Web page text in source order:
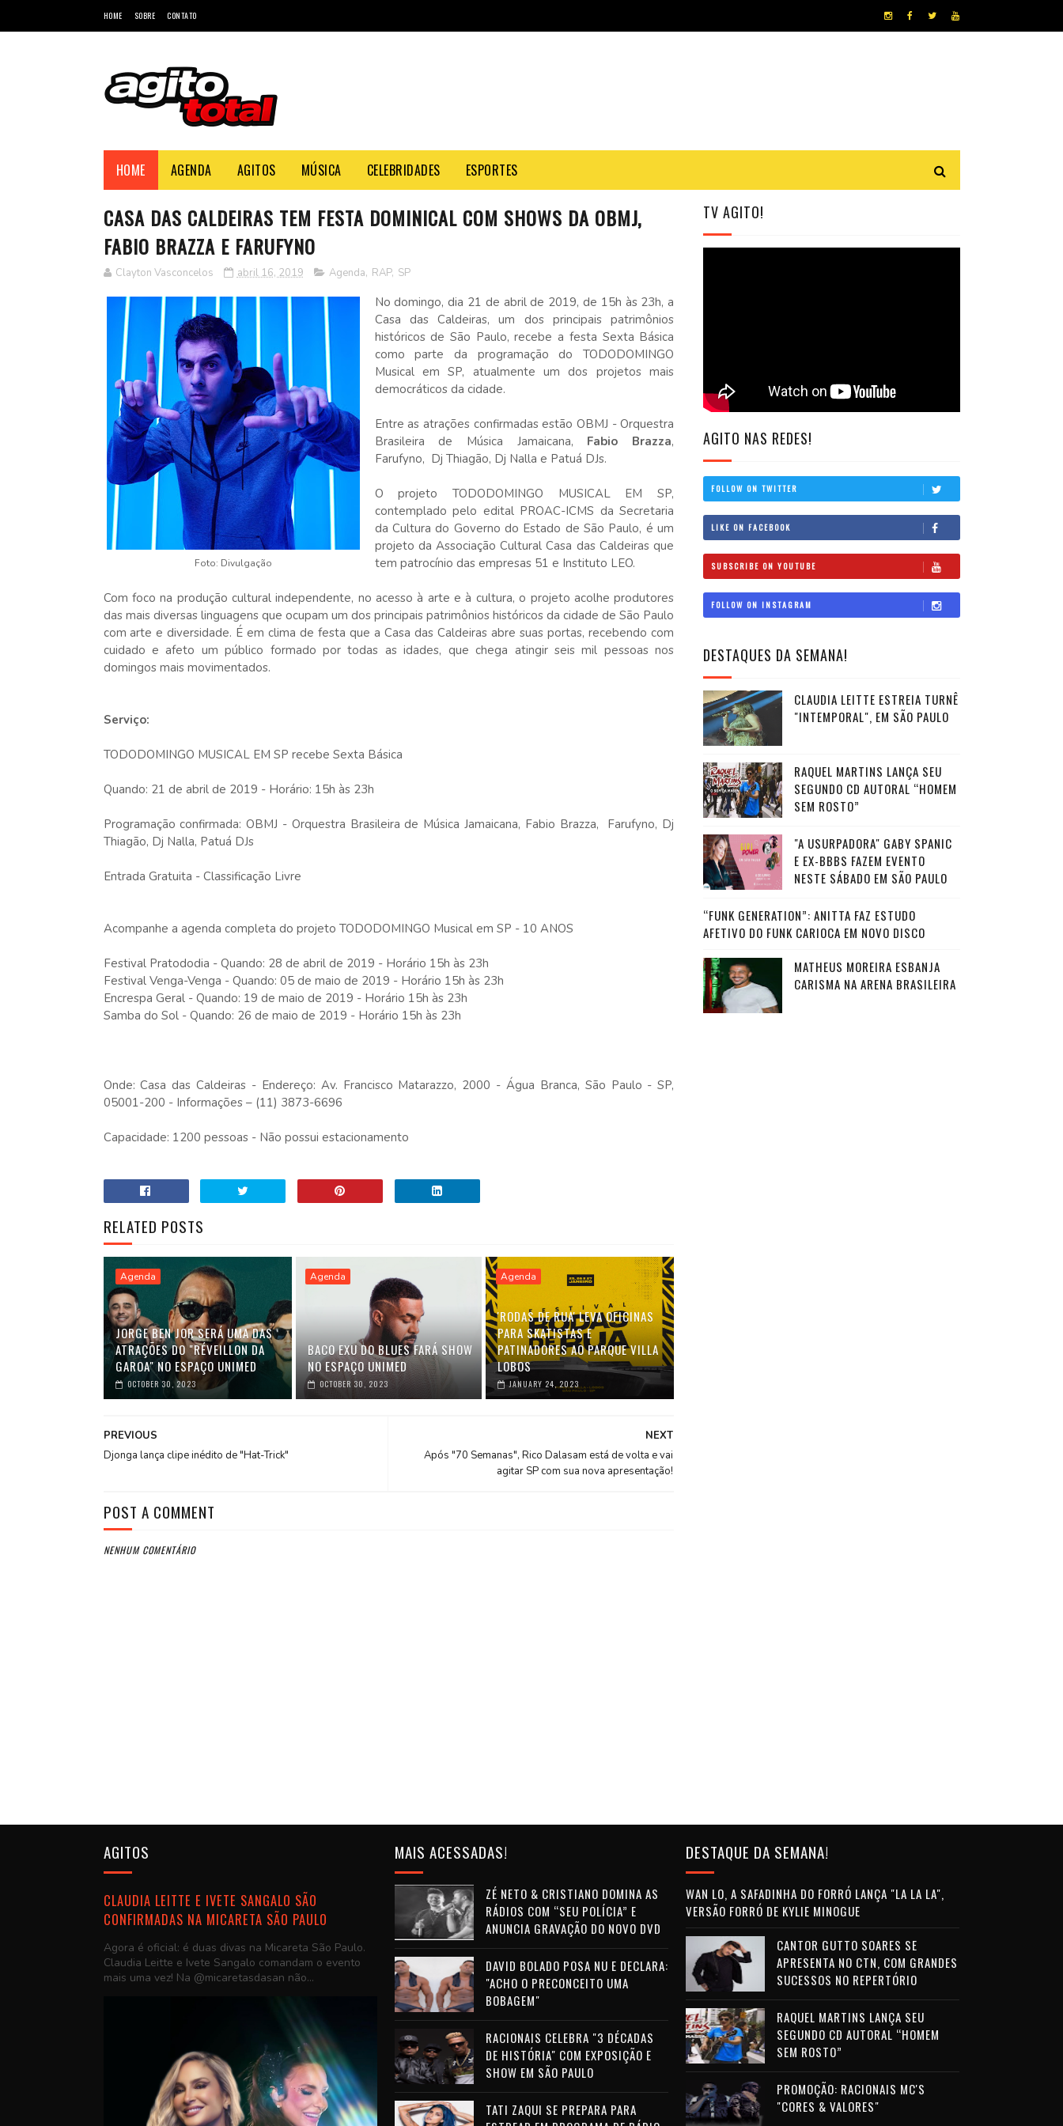
HOME SOBRE CONTATO
HOME AGENDA AGITOS MÚSICA CELEBRIDADES ESPORTES
CASA DAS CALDEIRAS TEM FESTA DOMINICAL COM SHOWS DA OBMJ,
FABIO BRAZZA E FARUFYNO
Clayton Vasconcelos abril 16, 2019 Agenda, RAP, SP
Foto: Divulgação
No domingo, dia 21 de abril de 2019, de 15h às 23h, a
Casa das Caldeiras, um dos principais patrimônios
históricos de São Paulo, recebe a festa Sexta Básica
como parte da programação do TODODOMINGO
Musical em SP, atualmente um dos projetos mais
democráticos da cidade.
Entre as atrações confirmadas estão OBMJ - Orquestra
Brasileira de Música Jamaicana, Fabio Brazza,
Farufyno, Dj Thiagão, Dj Nalla e Patuá DJs.
O projeto TODODOMINGO MUSICAL EM SP,
contemplado pelo edital PROAC-ICMS da Secretaria
da Cultura do Governo do Estado de São Paulo, é um
projeto da Associação Cultural Casa das Caldeiras que
tem patrocínio das empresas 51 e Instituto LEO.
Com foco na produção cultural independente, no acesso à arte e à cultura, o projeto acolhe produtores
das mais diversas linguagens que ocupam um dos principais patrimônios históricos da cidade de São Paulo
com arte e diversidade. É em clima de festa que a Casa das Caldeiras abre suas portas, recebendo com
cuidado e afeto um público formado por todas as idades, que chega atingir seis mil pessoas nos
domingos mais movimentados.
Serviço:
TODODOMINGO MUSICAL EM SP recebe Sexta Básica
Quando: 21 de abril de 2019 - Horário: 15h às 23h
Programação confirmada: OBMJ - Orquestra Brasileira de Música Jamaicana, Fabio Brazza, Farufyno, Dj
Thiagão, Dj Nalla, Patuá DJs
Entrada Gratuita - Classificação Livre
Acompanhe a agenda completa do projeto TODODOMINGO Musical em SP - 10 ANOS
Festival Pratododia - Quando: 28 de abril de 2019 - Horário 15h às 23h
Festival Venga-Venga - Quando: 05 de maio de 2019 - Horário 15h às 23h
Encrespa Geral - Quando: 19 de maio de 2019 - Horário 15h às 23h
Samba do Sol - Quando: 26 de maio de 2019 - Horário 15h às 23h
Onde: Casa das Caldeiras - Endereço: Av. Francisco Matarazzo, 2000 - Água Branca, São Paulo - SP,
05001-200 - Informações – (11) 3873-6696
Capacidade: 1200 pessoas - Não possui estacionamento
RELATED POSTS
Agenda
JORGE BEN JOR SERÁ UMA DAS
ATRAÇÕES DO "RÉVEILLON DA
GAROA" NO ESPAÇO UNIMED
OCTOBER 30, 2023
Agenda
BACO EXU DO BLUES FARÁ SHOW
NO ESPAÇO UNIMED
OCTOBER 30, 2023
Agenda
'RODAS DE RUA' LEVA OFICINAS
PARA SKATISTAS E
PATINADORES AO PARQUE VILLA
LOBOS
JANUARY 24, 2023
NEXT
Após "70 Semanas", Rico Dalasam está de volta e vai
agitar SP com sua nova apresentação!
PREVIOUS
Djonga lança clipe inédito de "Hat-Trick"
POST A COMMENT
NENHUM COMENTÁRIO
TV AGITO!
AGITO NAS REDES!
FOLLOW ON TWITTER
LIKE ON FACEBOOK
SUBSCRIBE ON YOUTUBE
FOLLOW ON INSTAGRAM
DESTAQUES DA SEMANA!
CLAUDIA LEITTE ESTREIA TURNÊ
"INTEMPORAL", EM SÃO PAULO
RAQUEL MARTINS LANÇA SEU
SEGUNDO CD AUTORAL “HOMEM
SEM ROSTO”
"A USURPADORA" GABY SPANIC
E EX-BBBS FAZEM EVENTO
NESTE SÁBADO EM SÃO PAULO
“FUNK GENERATION”: ANITTA FAZ ESTUDO
AFETIVO DO FUNK CARIOCA EM NOVO DISCO
MATHEUS MOREIRA ESBANJA
CARISMA NA ARENA BRASILEIRA
AGITOS
CLAUDIA LEITTE E IVETE SANGALO SÃO
CONFIRMADAS NA MICARETA SÃO PAULO
Agora é oficial: é duas divas na Micareta São Paulo.
Claudia Leitte e Ivete Sangalo comandam o evento
mais uma vez! Na @micaretasdasan não...
MAIS ACESSADAS!
ZÉ NETO & CRISTIANO DOMINA AS
RÁDIOS COM “SEU POLÍCIA” E
ANUNCIA GRAVAÇÃO DO NOVO DVD
DAVID BOLADO POSA NU E DECLARA:
"ACHO O PRECONCEITO UMA
BOBAGEM"
RACIONAIS CELEBRA "3 DÉCADAS
DE HISTÓRIA" COM EXPOSIÇÃO E
SHOW EM SÃO PAULO
TATI ZAQUI SE PREPARA PARA
DESTAQUE DA SEMANA!
WAN LO, A SAFADINHA DO FORRÓ LANÇA "LA LA LA",
VERSÃO FORRÓ DE KYLIE MINOGUE
CANTOR GUTTO SOARES SE
APRESENTA NO CTN, COM GRANDES
SUCESSOS NO REPERTÓRIO
RAQUEL MARTINS LANÇA SEU
SEGUNDO CD AUTORAL “HOMEM
SEM ROSTO”
PROMOÇÃO: RACIONAIS MC'S
"CORES & VALORES"